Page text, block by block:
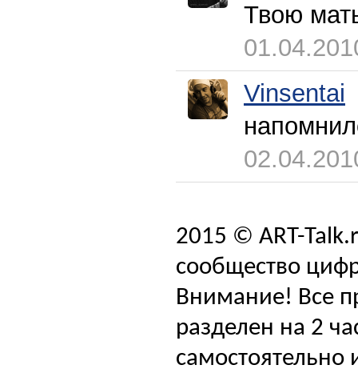
Твою
Vinsentai
2015 © ART-
сообщество
Внимание! Все
разделен на 2
самостоятельно